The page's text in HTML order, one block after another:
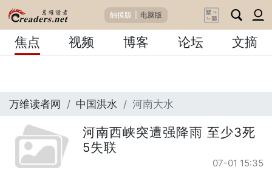
触摸版 电脑版
焦点 视频 博客 论坛 文摘
万维读者网 中国洪水 河南大水
河南西峡突遭强降雨 至少3死
5失联
07-01 15:35